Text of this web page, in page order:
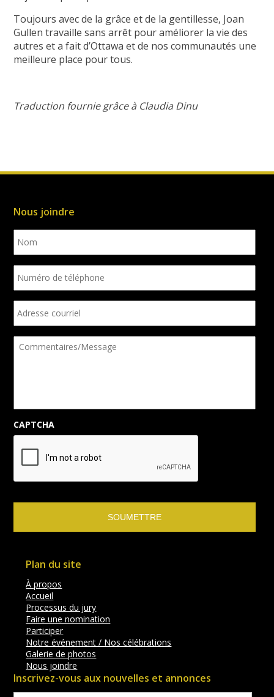
Toujours avec de la grâce et de la gentillesse, Joan
Gullen travaille sans arrêt pour améliorer la vie des
autres et a fait d’Ottawa et de nos communautés une
meilleure place pour tous.
Traduction fournie grâce à Claudia Dinu
Nous joindre
Nom
Numéro
de
téléphone
Adresse
courriel
Commentaires/Message
CAPTCHA
Plan du site
À propos
Accueil
Processus du jury
Faire une nomination
Participer
Notre événement / Nos célébrations
Galerie de photos
Nous joindre
Inscrivez-vous aux nouvelles et annonces